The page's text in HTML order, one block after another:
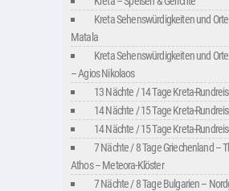
Kreta Sehenswürdigkeiten und
Matala
Kreta Sehenswürdigkeiten und
– Agios Nikolaos
13 Nächte / 14 Tage Kreta-
14 Nächte / 15 Tage Kreta-
14 Nächte / 15 Tage Kreta-
7 Nächte / 8 Tage Griechenland –
Athos – Meteora-Klöster
7 Nächte / 8 Tage Bulgarien –